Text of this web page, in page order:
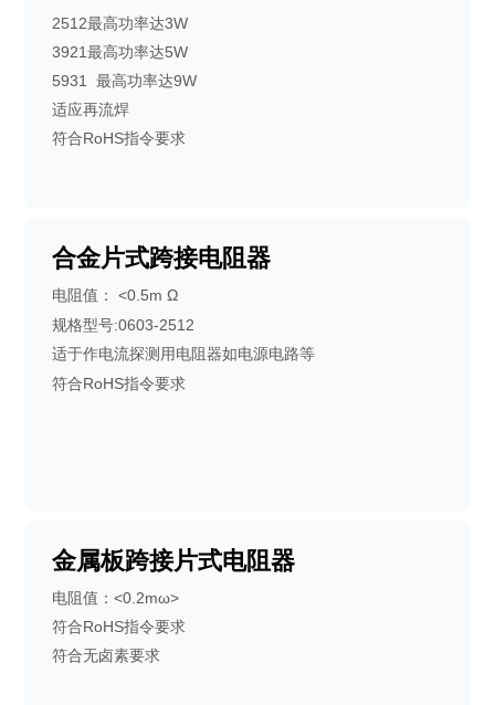
2512最高功率达3W
3921最高功率达5W
5931 最高功率达9W
适应再流焊
符合RoHS指令要求
合金片式跨接电阻器
电阻值：
<0.5m Ω
规格型号:0603-2512
适于作电流探测用电阻器如电源电路等
符合RoHS指令要求
金属板跨接片式电阻器
电阻值：<0.2mω>
符合RoHS指令要求
符合无卤素要求